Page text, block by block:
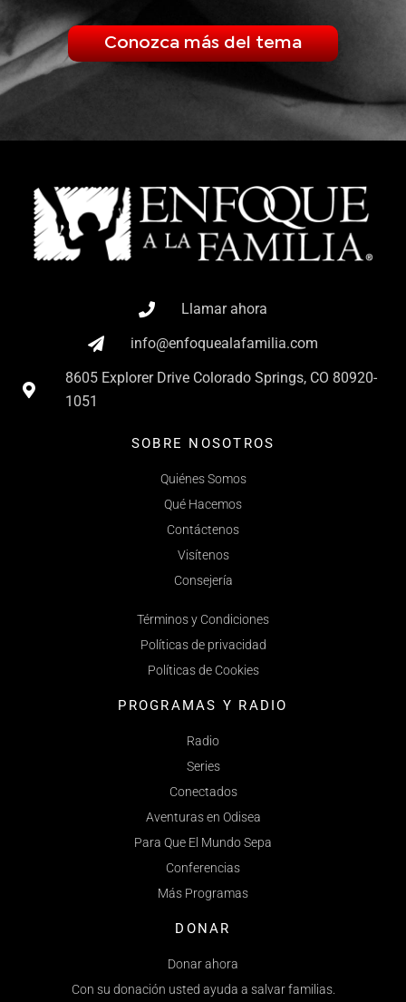
Conozca más del tema
Llamar ahora
info@enfoquealafamilia.com
8605 Explorer Drive Colorado Springs, CO 80920-
1051
SOBRE NOSOTROS
Quiénes Somos
Qué Hacemos
Contáctenos
Visítenos
Consejería
Términos y Condiciones
Políticas de privacidad
Políticas de Cookies
PROGRAMAS Y RADIO
Radio
Series
Conectados
Aventuras en Odisea
Para Que El Mundo Sepa
Conferencias
Más Programas
DONAR
Donar ahora
Con su donación usted ayuda a salvar familias.